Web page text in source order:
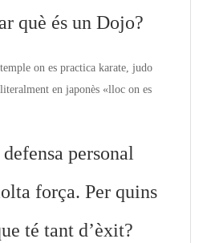
què és un Dojo?
on es practica karate, judo
en japonès «lloc on es
personal
força. Per quins
té tant d’èxit?